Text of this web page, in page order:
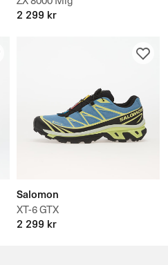
2 299 kr
Salomon
XT-6 GTX
2 299 kr